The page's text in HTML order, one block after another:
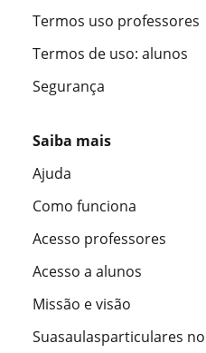
Termos uso professores
Termos de uso: alunos
Segurança
Saiba mais
Ajuda
Como funciona
Acesso professores
Acesso a alunos
Missão e visão
Suasaulasparticulares